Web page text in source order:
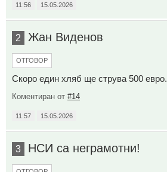
11:56 15.05.2026
2 Жан Виденов
ОТГОВОР
Скоро един хляб ще струва 500 евро.
Коментиран от #14
11:57 15.05.2026
3 НСИ са неграмотни!